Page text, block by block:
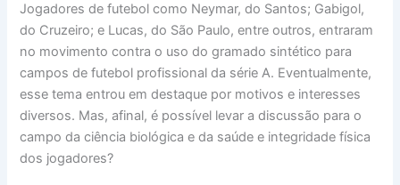
Jogadores de futebol como Neymar, do Santos; Gabigol,
do Cruzeiro; e Lucas, do São Paulo, entre outros, entraram
no movimento contra o uso do gramado sintético para
campos de futebol profissional da série A. Eventualmente,
esse tema entrou em destaque por motivos e interesses
diversos. Mas, afinal, é possível levar a discussão para o
campo da ciência biológica e da saúde e integridade física
dos jogadores?